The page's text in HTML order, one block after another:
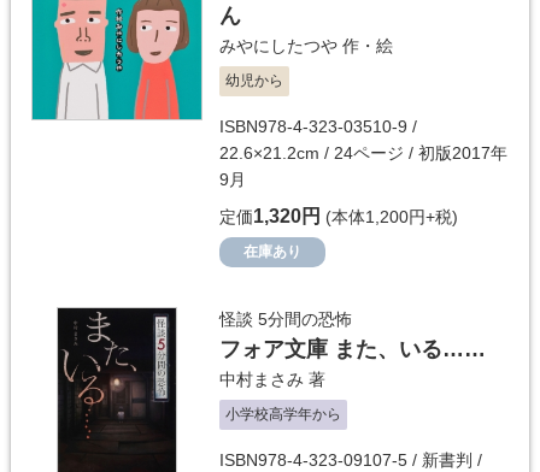
ん
みやにしたつや 作・絵
幼児から
ISBN978-4-323-03510-9 /
22.6×21.2cm / 24ページ / 初版2017年
9月
定価1,320円 (本体1,200円+税)
在庫あり
怪談 5分間の恐怖
フォア文庫 また、いる……
中村まさみ 著
小学校高学年から
ISBN978-4-323-09107-5 / 新書判 /